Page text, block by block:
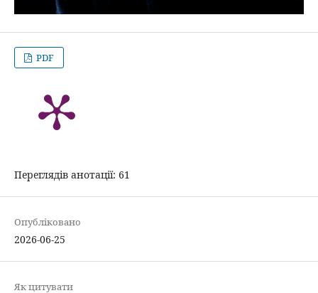
PDF
Переглядів анотації: 61
Опубліковано
2026-06-25
Як цитувати